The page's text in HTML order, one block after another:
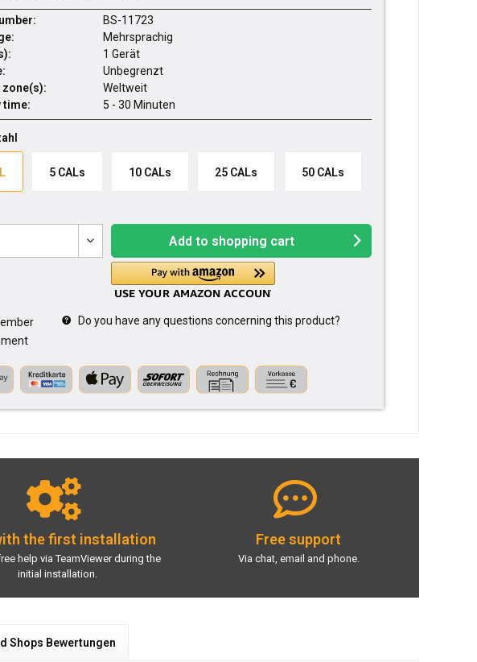
BS-11723
Mehrsprachig
1 Gerät
Unbegrenzt
zone(s):
Weltweit
time:
5 - 30 Minuten
5 CALs 10 CALs 25 CALs 50 CALs
Add to shopping cart
Do you have any questions concerning this product?
the first installation
help via TeamViewer during the
initial installation.
Free support
Via chat, email and phone.
Shops Bewertungen